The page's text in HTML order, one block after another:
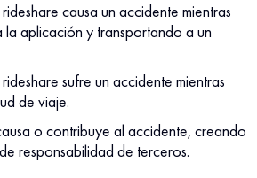
causa un accidente mientras
aplicación y transportando a un
sufre un accidente mientras
de viaje.
o contribuye al accidente, creando
responsabilidad de terceros.